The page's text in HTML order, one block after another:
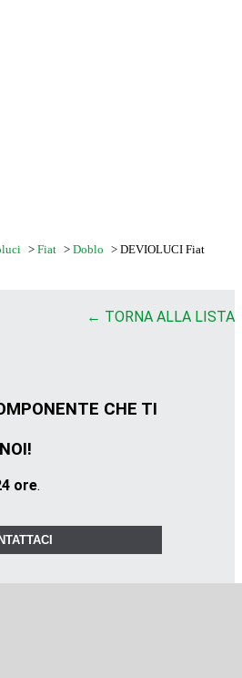
> Fiat > Doblo > DEVIOLUCI Fiat
← TORNA ALLA LISTA
CHE TI
ore.